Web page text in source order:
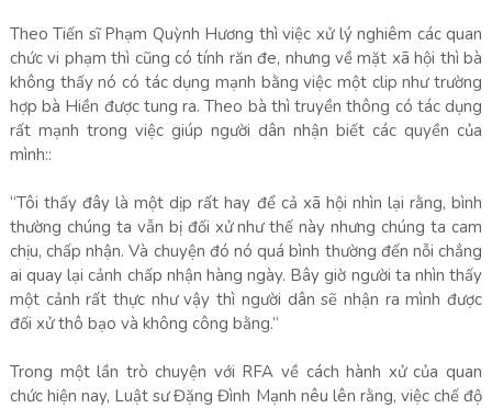
Theo Tiến sĩ Phạm Quỳnh Hương thì việc xử lý nghiêm các quan
chức vi phạm thì cũng có tính răn đe, nhưng về mặt xã hội thì bà
không thấy nó có tác dụng mạnh bằng việc một clip như trường
hợp bà Hiền được tung ra. Theo bà thì truyền thông có tác dụng
rất mạnh trong việc giúp người dân nhận biết các quyền của
mình::
“Tôi thấy đây là một dịp rất hay để cả xã hội nhìn lại rằng, bình
thường chúng ta vẫn bị đối xử như thế này nhưng chúng ta cam
chịu, chấp nhận. Và chuyện đó nó quá bình thường đến nỗi chẳng
ai quay lại cảnh chấp nhận hàng ngày. Bây giờ người ta nhìn thấy
một cảnh rất thực như vậy thì người dân sẽ nhận ra mình được
đối xử thô bạo và không công bằng.”
Trong một lần trò chuyện với RFA về cách hành xử của quan
chức hiện nay, Luật sư Đặng Đình Mạnh nêu lên rằng, việc chế độ